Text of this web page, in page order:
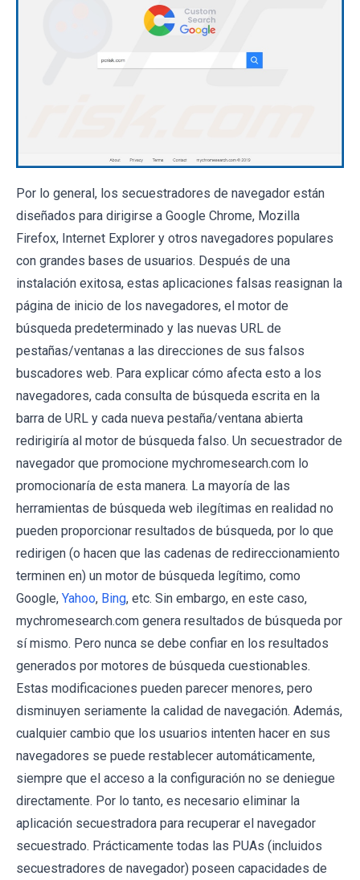
Por lo general, los secuestradores de navegador están
diseñados para dirigirse a Google Chrome, Mozilla
Firefox, Internet Explorer y otros navegadores populares
con grandes bases de usuarios. Después de una
instalación exitosa, estas aplicaciones falsas reasignan la
página de inicio de los navegadores, el motor de
búsqueda predeterminado y las nuevas URL de
pestañas/ventanas a las direcciones de sus falsos
buscadores web. Para explicar cómo afecta esto a los
navegadores, cada consulta de búsqueda escrita en la
barra de URL y cada nueva pestaña/ventana abierta
redirigiría al motor de búsqueda falso. Un secuestrador de
navegador que promocione mychromesearch.com lo
promocionaría de esta manera. La mayoría de las
herramientas de búsqueda web ilegítimas en realidad no
pueden proporcionar resultados de búsqueda, por lo que
redirigen (o hacen que las cadenas de redireccionamiento
terminen en) un motor de búsqueda legítimo, como
Google, Yahoo, Bing, etc. Sin embargo, en este caso,
mychromesearch.com genera resultados de búsqueda por
sí mismo. Pero nunca se debe confiar en los resultados
generados por motores de búsqueda cuestionables.
Estas modificaciones pueden parecer menores, pero
disminuyen seriamente la calidad de navegación. Además,
cualquier cambio que los usuarios intenten hacer en sus
navegadores se puede restablecer automáticamente,
siempre que el acceso a la configuración no se deniegue
directamente. Por lo tanto, es necesario eliminar la
aplicación secuestradora para recuperar el navegador
secuestrado. Prácticamente todas las PUAs (incluidos
secuestradores de navegador) poseen capacidades de